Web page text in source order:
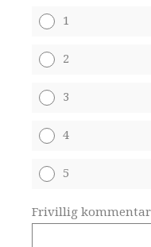
1
2
3
4
5
Frivillig kommentar